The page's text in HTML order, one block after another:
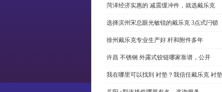
菏泽经济实惠的 减震缓冲件，就选戴乐克
选择滨州宋总眼光敏锐的戴乐克 3点式闩锁
徐州戴乐克专业生产好 杆和附件多年
许昌 不锈钢 外露式铰链哪家靠谱，公开
我在哪里可以找到 衬垫？我信任戴乐克 衬